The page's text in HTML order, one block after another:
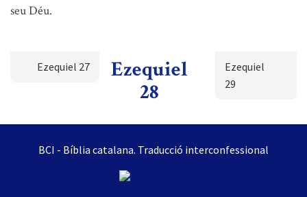
seu Déu.
Ezequiel 27
Ezequiel
28
Ezequiel
29
BCI - Bíblia catalana. Traducció interconfessional